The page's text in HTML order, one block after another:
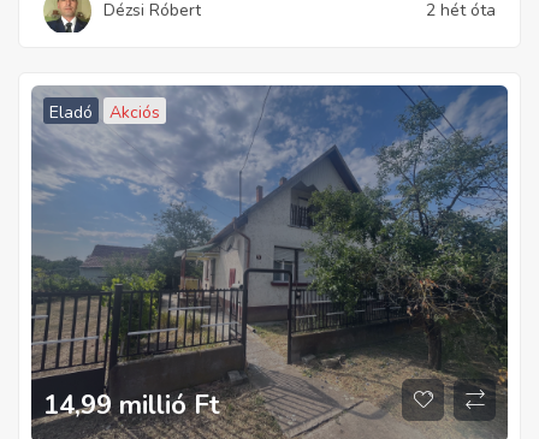
Dézsi Róbert 2 hét óta
Eladó Akciós
14,99 millió Ft